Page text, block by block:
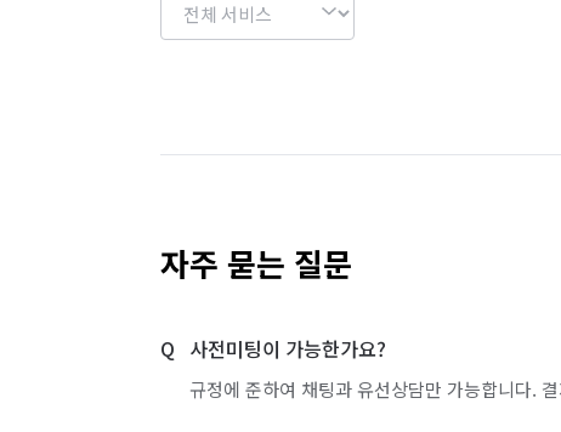
자주 묻는 질문
사전미팅이 가능한가요?
규정에 준하여 채팅과 유선상담만 가능합니다.